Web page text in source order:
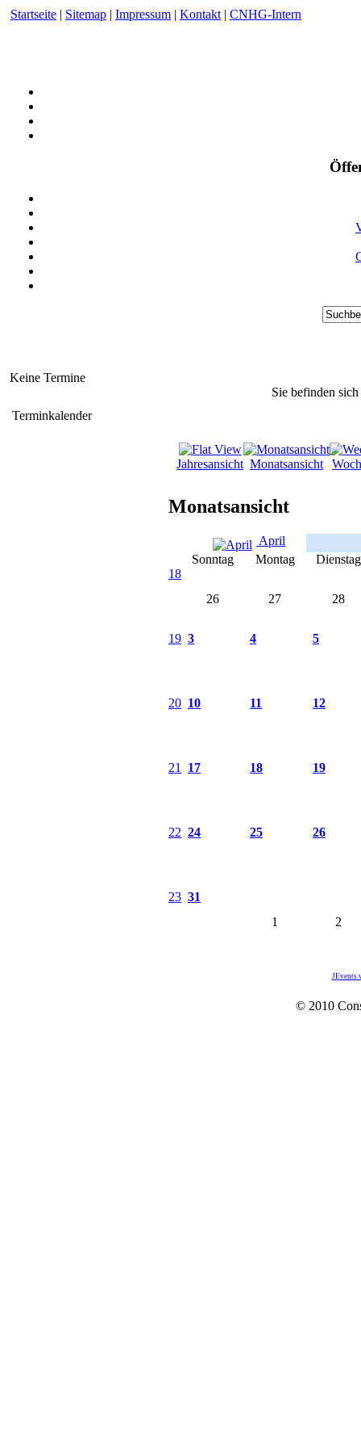
Startseite | Sitemap | Impressum | Kontakt | CNHG-Intern
Keine Termine
Sie befinden
Terminkalender
Jahresansicht Monatsansicht
Monatsansicht
April
Sonntag
Montag
Dienstag
18
26
27 28
19 3 4 5
20 10 11 12
21 17 18 19
22 24 25 26
23 31
1
2
JEvents
© 2010